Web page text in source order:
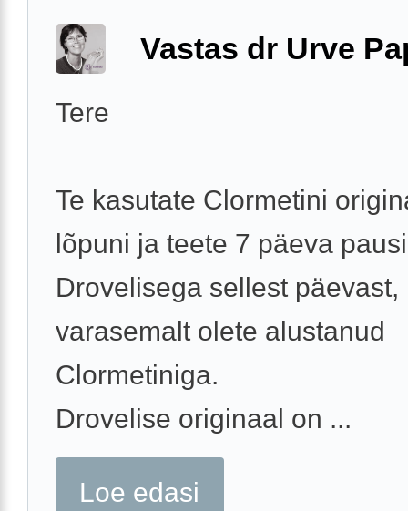
Vastas dr Urve
Tere
Te kasutate Clormetini
lõpuni ja teete 7 päeva
Drovelisega sellest päevast,
varasemalt olete alustanud
Clormetiniga.
Drovelise originaal on ...
Loe edasi